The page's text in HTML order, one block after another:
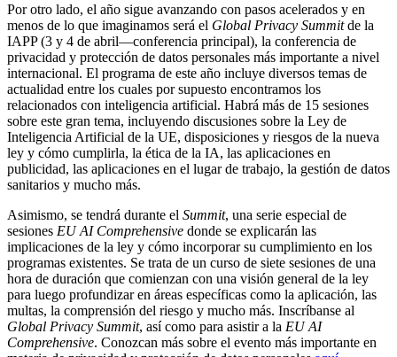
Por otro lado, el año sigue avanzando con pasos acelerados y en
menos de lo que imaginamos será el Global Privacy Summitde la
IAPP (3 y 4 de abril—conferencia principal), la conferencia de
privacidad y protección de datos personales más importante a nivel
internacional. El programa de este año incluye diversos temas de
actualidad entre los cuales por supuesto encontramos los
relacionados con inteligencia artificial. Habrá más de 15 sesiones
sobre este gran tema, incluyendo discusiones sobre la Ley de
Inteligencia Artificial de la UE, disposiciones y riesgos de la nueva
ley y cómo cumplirla, la ética de la IA, las aplicaciones en
publicidad, las aplicaciones en el lugar de trabajo, la gestión de datos
sanitarios y mucho más.
Asimismo, se tendrá durante el Summit, una serie especial de
sesiones EU AI Comprehensive donde se explicarán las
implicaciones de la ley y cómo incorporar su cumplimiento en los
programas existentes. Se trata de un curso de siete sesiones de una
hora de duración que comienzan con una visión general de la ley
para luego profundizar en áreas específicas como la aplicación, las
multas, la comprensión del riesgo y mucho más. Inscríbanse al
Global Privacy Summit, así como para asistir a la EU AI
Comprehensive. Conozcan más sobre el evento más importante en